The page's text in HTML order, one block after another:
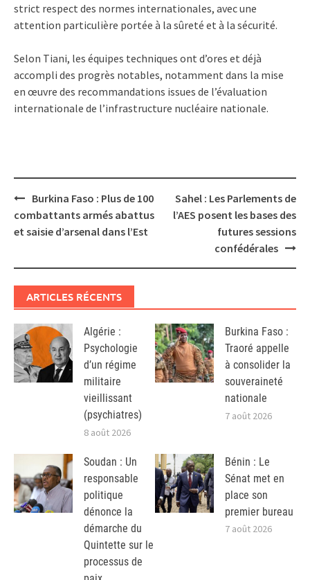
strict respect des normes internationales, avec une
attention particulière portée à la sûreté et à la sécurité.
Selon Tiani, les équipes techniques ont d’ores et déjà
accompli des progrès notables, notamment dans la mise
en œuvre des recommandations issues de l’évaluation
internationale de l’infrastructure nucléaire nationale.
Post
navigation
Burkina Faso : Plus de 100
combattants armés abattus
et saisie d’arsenal dans l’Est
Sahel : Les Parlements de
l’AES posent les bases des
futures sessions
confédérales
ARTICLES RÉCENTS
Algérie :
Psychologie
d’un régime
militaire
vieillissant
(psychiatres)
8 août 2026
Burkina Faso :
Traoré appelle
à consolider la
souveraineté
nationale
7 août 2026
Soudan : Un
responsable
politique
dénonce la
démarche du
Quintette sur le
processus de
Bénin : Le
Sénat met en
place son
premier bureau
7 août 2026